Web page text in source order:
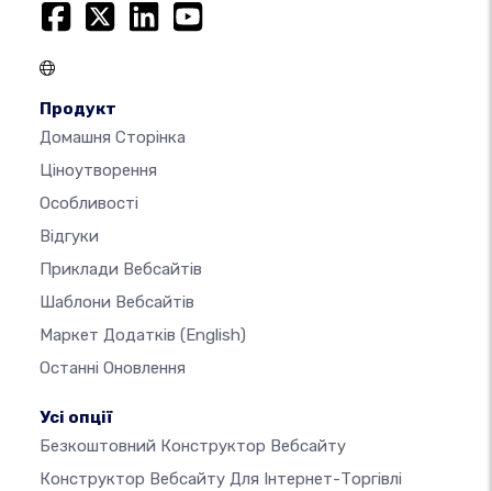
Продукт
Домашня Сторінка
Ціноутворення
Особливості
Відгуки
Приклади Вебсайтів
Шаблони Вебсайтів
Маркет Додатків (English)
Останні Оновлення
Усі опції
Безкоштовний Конструктор Вебсайту
Конструктор Вебсайту Для Інтернет-Торгівлі